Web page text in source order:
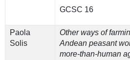
GCSC 16
Paola
Solis
Other ways of
Andean peasant
more-than-human